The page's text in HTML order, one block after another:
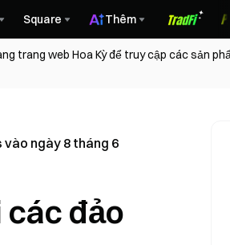
Square Thêm
trang web Hoa Kỳ để truy cập các sản
vào ngày 8 tháng 6
đảo